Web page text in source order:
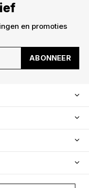
en promoties
ABONNEER